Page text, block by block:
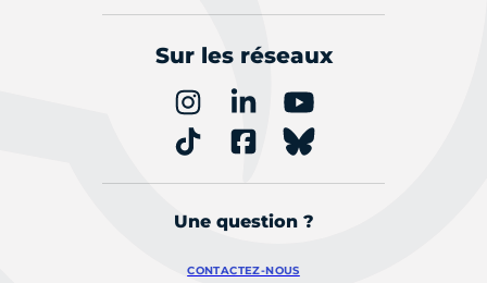
Sur les réseaux
Une question ?
CONTACTEZ-NOUS